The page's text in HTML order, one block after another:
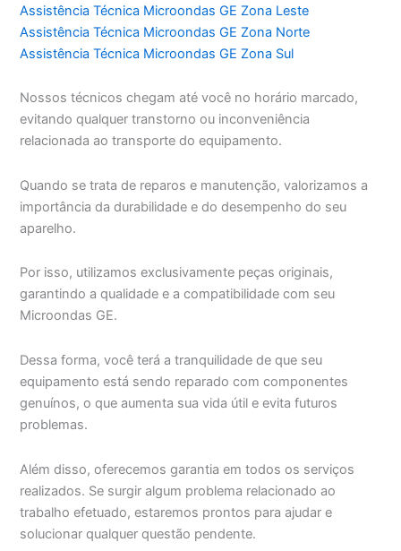
Assistência Técnica Microondas GE Zona Leste
Assistência Técnica Microondas GE Zona Norte
Assistência Técnica Microondas GE Zona Sul
Nossos técnicos chegam até você no horário marcado,
evitando qualquer transtorno ou inconveniência
relacionada ao transporte do equipamento.
Quando se trata de reparos e manutenção, valorizamos a
importância da durabilidade e do desempenho do seu
aparelho.
Por isso, utilizamos exclusivamente peças originais,
garantindo a qualidade e a compatibilidade com seu
Microondas GE.
Dessa forma, você terá a tranquilidade de que seu
equipamento está sendo reparado com componentes
genuínos, o que aumenta sua vida útil e evita futuros
problemas.
Além disso, oferecemos garantia em todos os serviços
realizados. Se surgir algum problema relacionado ao
trabalho efetuado, estaremos prontos para ajudar e
solucionar qualquer questão pendente.